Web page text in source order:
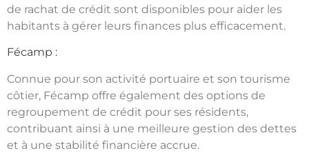
de rachat de crédit sont disponibles pour aider les
habitants à gérer leurs finances plus efficacement.
Fécamp :
Connue pour son activité portuaire et son tourisme
côtier, Fécamp offre également des options de
regroupement de crédit pour ses résidents,
contribuant ainsi à une meilleure gestion des dettes
et à une stabilité financière accrue.